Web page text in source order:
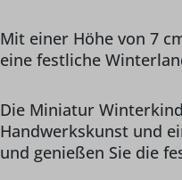
Mit einer Höhe von 7
eine festliche
Die Miniatur
Handwerkskunst und
und genießen Sie die